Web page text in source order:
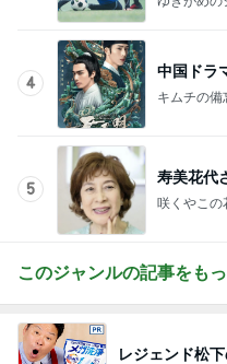
4
中国ドラ
キムチの備
5
寿美花代
咲くやこの
このジャンルの記事をも
レジェンド松